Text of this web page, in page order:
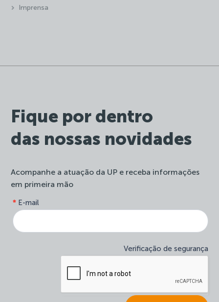
Fique por dentro
das nossas novidades
Acompanhe a atuação da UP e receba informações
em primeira mão
site-
newsletter
E-mail
*
Verificação de segurança
você
é
humano,
este
campo
branco.
Imprensa